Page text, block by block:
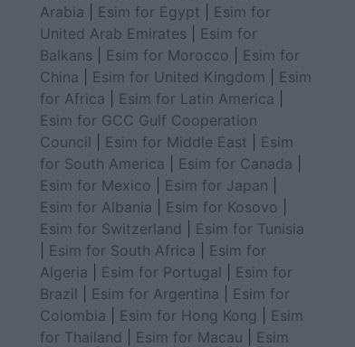
Arabia
Esim for Egypt
Esim for
United Arab Emirates
Esim for
Balkans
Esim for Morocco
Esim for
China
Esim for United Kingdom
Esim
for Africa
Esim for Latin America
Esim for GCC Gulf Cooperation
Council
Esim for Middle East
Esim
for South America
Esim for Canada
Esim for Mexico
Esim for Japan
Esim for Albania
Esim for Kosovo
Esim for Switzerland
Esim for Tunisia
Esim for South Africa
Esim for
Algeria
Esim for Portugal
Esim for
Brazil
Esim for Argentina
Esim for
Colombia
Esim for Hong Kong
Esim
for Thailand
Esim for Macau
Esim